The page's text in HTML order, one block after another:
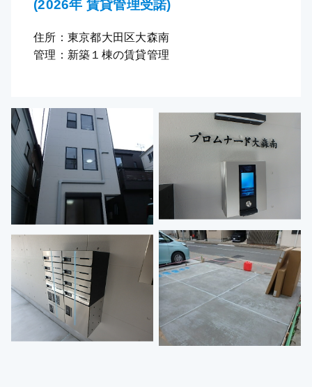
(2026年 賃貸管理受諾)
住所：東京都大田区大森南
管理：新築１棟の賃貸管理